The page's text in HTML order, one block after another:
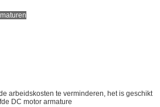
arbeidskosten te verminderen, het is geschikt
DC motor armature